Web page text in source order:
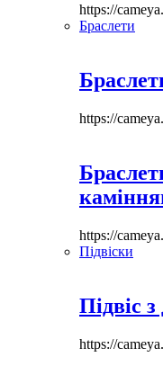
https://
Браслети
https://
https://
Підвіски
Підвіс
https://